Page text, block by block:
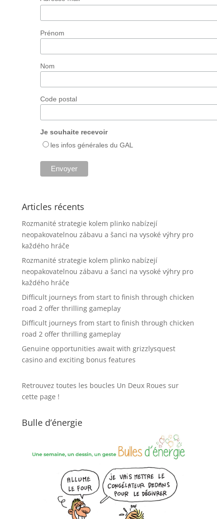
Prénom
Nom
Code postal
Je souhaite recevoir
les infos générales du GAL
Articles récents
Rozmanité strategie kolem plinko nabízejí
neopakovatelnou zábavu a šanci na vysoké výhry pro
každého hráče
Rozmanité strategie kolem plinko nabízejí
neopakovatelnou zábavu a šanci na vysoké výhry pro
každého hráče
Difficult journeys from start to finish through chicken
road 2 offer thrilling gameplay
Difficult journeys from start to finish through chicken
road 2 offer thrilling gameplay
Genuine opportunities await with grizzlysquest
casino and exciting bonus features
Retrouvez toutes les boucles Un Deux Roues sur
cette page !
Bulle d’énergie